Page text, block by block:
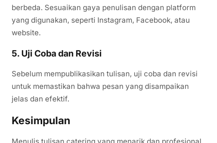
berbeda. Sesuaikan gaya penulisan dengan platform
yang digunakan, seperti Instagram, Facebook, atau
website.
5. Uji Coba dan Revisi
Sebelum mempublikasikan tulisan, uji coba dan revisi
untuk memastikan bahwa pesan yang disampaikan
jelas dan efektif.
Kesimpulan